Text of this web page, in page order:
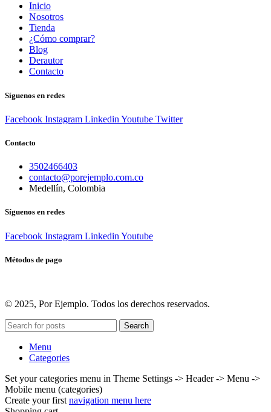
Inicio
Nosotros
Tienda
¿Cómo comprar?
Blog
Derautor
Contacto
Síguenos en redes
Facebook Instagram Linkedin Youtube Twitter
Contacto
3502466403
contacto@porejemplo.com.co
Medellín, Colombia
Síguenos en redes
Facebook Instagram Linkedin Youtube
Métodos de pago
© 2025, Por Ejemplo. Todos los derechos reservados.
Search
Menu
Categories
Set your categories menu in Theme Settings -> Header -> Menu ->
Mobile menu (categories)
Create your first navigation menu here